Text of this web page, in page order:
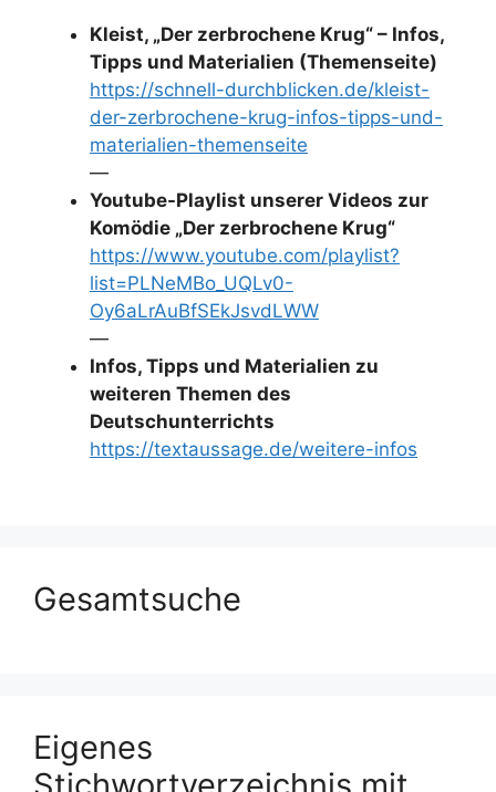
Kleist, „Der zerbrochene Krug“ – Infos,
Tipps und Materialien (Themenseite)
https://schnell-durchblicken.de/kleist-
der-zerbrochene-krug-infos-tipps-und-
materialien-themenseite
—
Youtube-Playlist unserer Videos zur
Komödie „Der zerbrochene Krug“
https://www.youtube.com/playlist?
list=PLNeMBo_UQLv0-
Oy6aLrAuBfSEkJsvdLWW
—
Infos, Tipps und Materialien zu
weiteren Themen des
Deutschunterrichts
https://textaussage.de/weitere-infos
Gesamtsuche
Eigenes
Stichwortverzeichnis mit